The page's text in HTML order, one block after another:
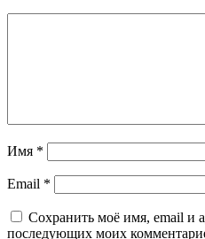
Имя *
Email *
Сохранить моё имя, email и
последующих моих